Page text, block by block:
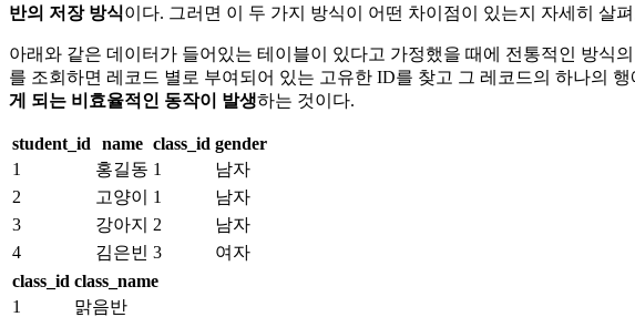
반의 저장 방식이다. 그러면 이 두 가지 방식이 어떤 차이점이 있는지 자세히 살
아래와 같은 데이터가 들어있는 테이블이 있다고 가정했을 때에 전통적인 방식
를 조회하면 레코드 별로 부여되어 있는 고유한 ID를 찾고 그 레코드의 하나의
게 되는 비효율적인 동작이 발생하는 것이다.
student_id name class_id gender
1
홍길동 1
남자
2
고양이 1
남자
3
강아지 2
남자
4
김은빈 3
여자
class_id class_name
1
맑음반